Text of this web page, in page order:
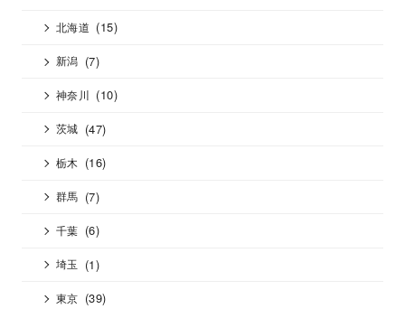
北海道 (15)
新潟 (7)
神奈川 (10)
茨城 (47)
栃木 (16)
群馬 (7)
千葉 (6)
埼玉 (1)
東京 (39)